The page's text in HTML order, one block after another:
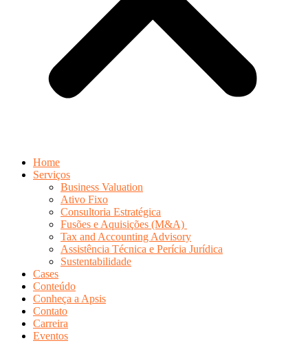
Home
Serviços
Business Valuation
Ativo Fixo
Consultoria Estratégica
Fusões e Aquisições (M&A)
Tax and Accounting Advisory
Assistência Técnica e Perícia Jurídica
Sustentabilidade
Cases
Conteúdo
Conheça a Apsis
Contato
Carreira
Eventos